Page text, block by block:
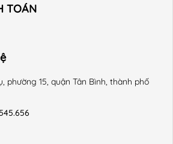
TOÁN
phường 15, quận Tân Bình, thành phố